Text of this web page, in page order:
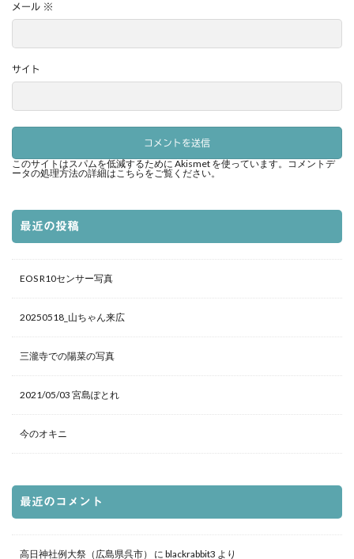
メール ※
サイト
このサイトはスパムを低減するために Akismet を使っています。コメントデ
ータの処理方法の詳細はこちらをご覧ください。
最近の投稿
EOS R10センサー写真
20250518_山ちゃん来広
三瀧寺での陽菜の写真
2021/05/03 宮島ぽとれ
今のオキニ
最近のコメント
高日神社例大祭（広島県呉市） に blackrabbit3 より